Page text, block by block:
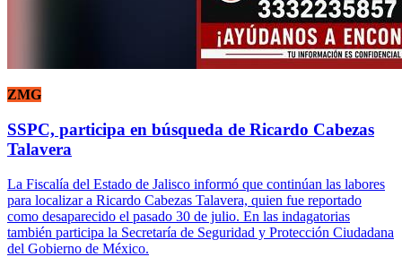
ZMG
SSPC, participa en búsqueda de Ricardo Cabezas
Talavera
La Fiscalía del Estado de Jalisco informó que continúan las labores
para localizar a Ricardo Cabezas Talavera, quien fue reportado
como desaparecido el pasado 30 de julio. En las indagatorias
también participa la Secretaría de Seguridad y Protección Ciudadana
del Gobierno de México.